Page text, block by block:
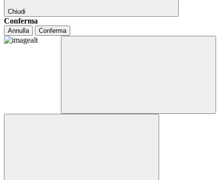
Chiudi
Conferma
Annulla Conferma